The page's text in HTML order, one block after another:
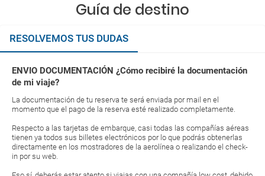
Guía de destino
RESOLVEMOS TUS DUDAS
ENVIO DOCUMENTACIÓN ¿Cómo recibiré la documentación
de mi viaje?
La documentación de tu reserva te será enviada por mail en el
momento que el pago de la reserva esté realizado completamente.
Respecto a las tarjetas de embarque, casi todas las compañías aéreas
tienen ya todos sus billetes electrónicos por lo que podrás obtenerlas
directamente en los mostradores de la aerolínea o realizando el check-
in por su web.